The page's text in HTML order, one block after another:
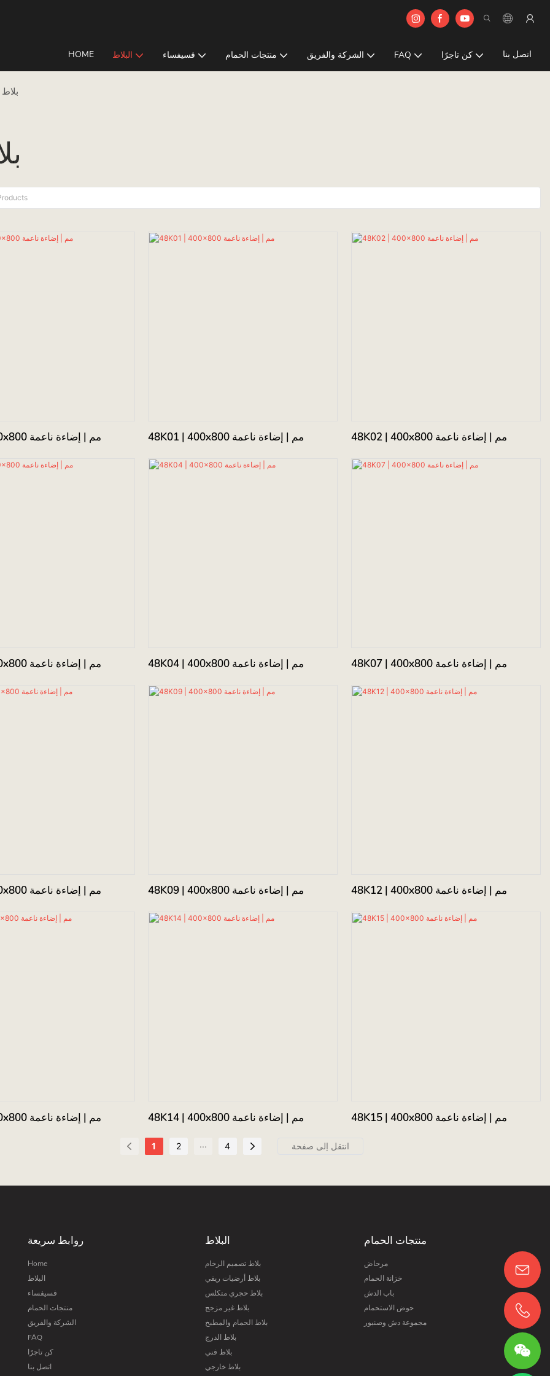
HOME البلاط فسيفساء منتجات الحمام الشركة والفريق FAQ كن تاجرًا اتصل بنا
بلاط
48K00 | 400x800 مم | إضاءة ناعمة 48K01 | 400x800 مم | إضاءة ناعمة 48K02 | 400x800 مم | إضاءة ناعمة
48K03 | 400x800 مم | إضاءة ناعمة 48K04 | 400x800 مم | إضاءة ناعمة 48K07 | 400x800 مم | إضاءة ناعمة
48K08 | 400x800 مم | إضاءة ناعمة 48K09 | 400x800 مم | إضاءة ناعمة 48K12 | 400x800 مم | إضاءة ناعمة
48K13 | 400x800 مم | إضاءة ناعمة 48K14 | 400x800 مم | إضاءة ناعمة 48K15 | 400x800 مم | إضاءة ناعمة
1 2 ... 4
روابط سريعة
Home
البلاط
فسيفساء
منتجات الحمام
الشركة والفريق
FAQ
كن تاجرًا
اتصل بنا
البلاط
بلاط تصميم الرخام
بلاط أرضيات ريفي
بلاط حجري متكلس
بلاط غير مزجج
بلاط الحمام والمطبخ
بلاط الدرج
بلاط فني
بلاط خارجي
منتجات الحمام
مرحاض
خزانة الحمام
باب الدش
حوض الاستحمام
مجموعة دش وصنبور